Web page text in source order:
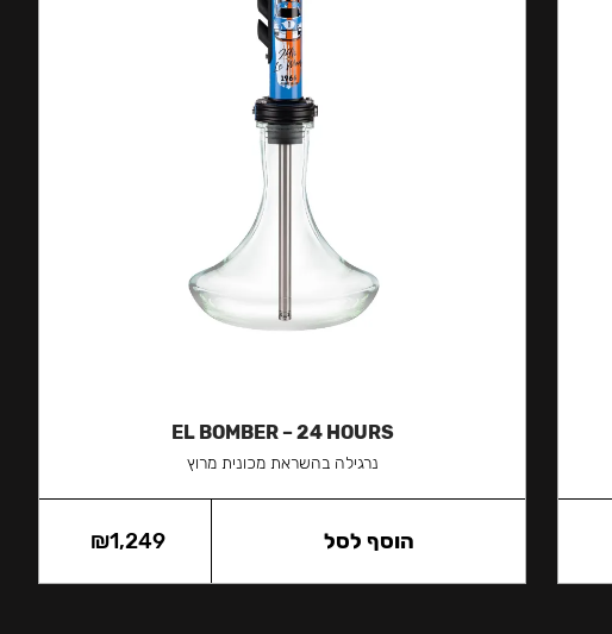
EL BOMBER – 24 HOURS
נרגילה בהשראת מכונית מרוץ
₪1,249 הוסף לסל